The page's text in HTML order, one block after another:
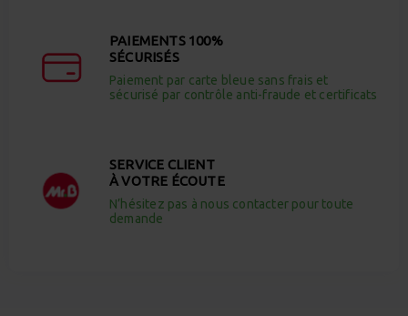
PAIEMENTS 100%
SÉCURISÉS
Paiement par carte bleue sans frais et
sécurisé par contrôle anti-fraude et certificats
SERVICE CLIENT
À VOTRE ÉCOUTE
N’hésitez pas à nous contacter pour toute
demande